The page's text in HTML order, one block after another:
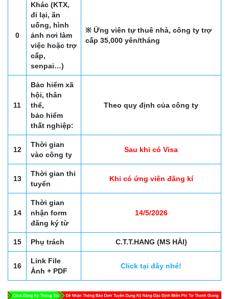
0
Khác (KTX,
đi lại, ăn
uống, hình
ảnh nơi làm
việc hoặc trợ
cấp,
senpai…)
※ Ứng viên tự thuê nhà, công ty trợ
cấp 35,000 yên/tháng
11
Bảo hiểm xã
hội, thân
thể,
bảo hiểm
thất nghiệp:
Theo quy định của công ty
12
Thời gian
vào công ty
Sau khi có Visa
13
Thời gian thi
tuyển
Khi có ứng viên đăng kí
14
Thời gian
nhận form
đăng ký từ
14/5/2026
15 Phụ trách C.T.T.HANG (MS HẢI)
16
Link File
Ảnh + PDF
Click tại đây nhé!